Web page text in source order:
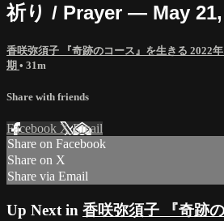
祈り / Prayer — May 21,
香咲弥須子 『奇跡のコース』を生きる 2022
期 • 31m
Share with friends
Facebook XEmail
Share on Facebook
Share on X
Share via Email
Up Next in 香咲弥須子 『奇跡